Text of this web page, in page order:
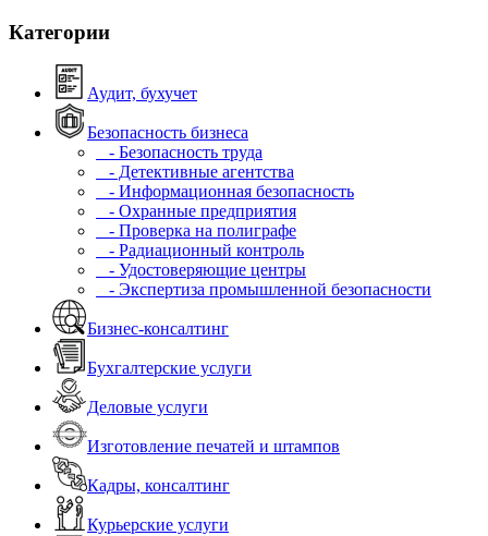
Категории
Аудит, бухучет
Безопасность бизнеса
- Безопасность труда
- Детективные агентства
- Информационная безопасность
- Охранные предприятия
- Проверка на полиграфе
- Радиационный контроль
- Удостоверяющие центры
- Экспертиза промышленной безопасности
Бизнес-консалтинг
Бухгалтерские услуги
Деловые услуги
Изготовление печатей и штампов
Кадры, консалтинг
Курьерские услуги